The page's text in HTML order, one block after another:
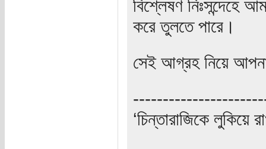
বিশ্লেষণ
করে তুলতে পারে।
সেই আগ্রহ নিয়ে
‘চিন্তারাজিকে লুকিয়ে